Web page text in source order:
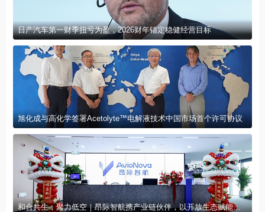
日产汽车第一财季扭亏为盈，2026财年锚定稳健经营目标
旭化成与高化学签署Acetolyte™电解液技术中国市场首个许可协议
和合共生，聚力低空｜昂际智航携产业链伙伴，以开放生态赋能低空经济航电与飞控高质量发展